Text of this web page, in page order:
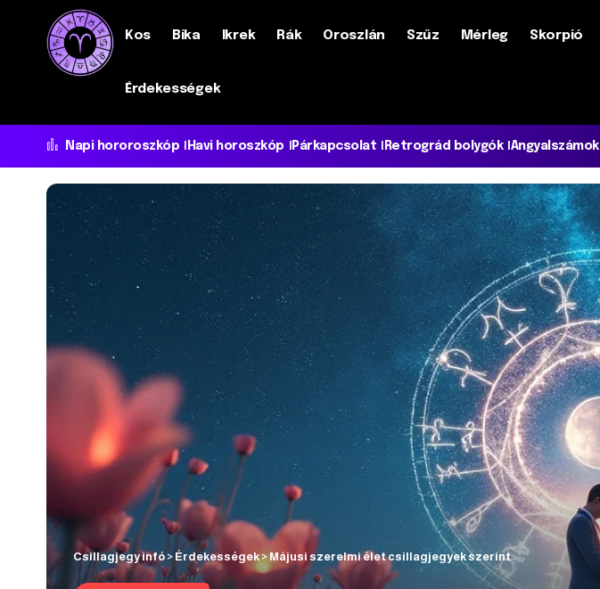
Kos Bika Ikrek Rák Oroszlán Szűz Mérleg Skorpió
Érdekességek
Napi hororoszkóp Havi horoszkóp Párkapcsolat Retrográd bolygók Angyalszámok
Csillagjegy infó > Érdekességek>Májusi szerelmi élet csillagjegyek szerint